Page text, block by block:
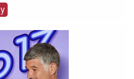
auf den CSD.